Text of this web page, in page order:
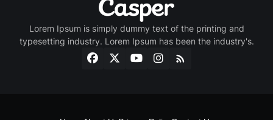
Lorem Ipsum is simply dummy text of the printing and
typesetting industry. Lorem Ipsum has been the industry's.